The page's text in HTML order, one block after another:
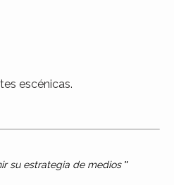
escénicas.
su estrategia de medios "